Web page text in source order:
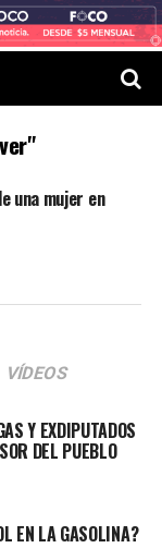
una mujer en
VÍDEOS
Y EXDIPUTADOS
DEL PUEBLO
EN LA GASOLINA?